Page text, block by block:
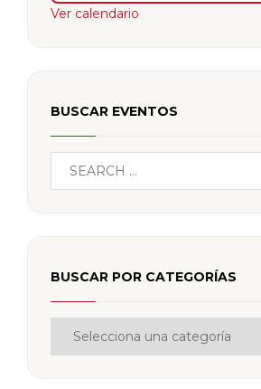
Ver calendario
BUSCAR EVENTOS
BUSCAR POR CATEGORÍAS